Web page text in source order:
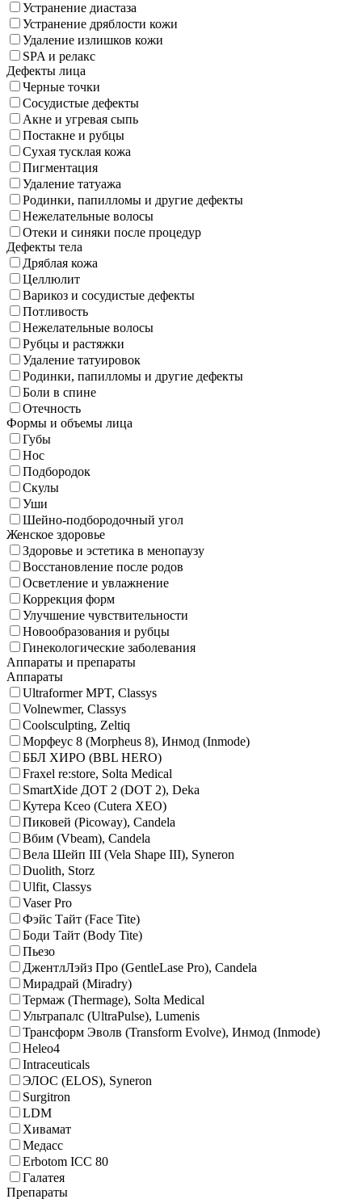
Устранение диастаза
Устранение дряблости кожи
Удаление излишков кожи
SPA и релакс
Дефекты лица
Черные точки
Сосудистые дефекты
Акне и угревая сыпь
Постакне и рубцы
Сухая тусклая кожа
Пигментация
Удаление татуажа
Родинки, папилломы и другие дефекты
Нежелательные волосы
Отеки и синяки после процедур
Дефекты тела
Дряблая кожа
Целлюлит
Варикоз и сосудистые дефекты
Потливость
Нежелательные волосы
Рубцы и растяжки
Удаление татуировок
Родинки, папилломы и другие дефекты
Боли в спине
Отечность
Формы и объемы лица
Губы
Нос
Подбородок
Скулы
Уши
Шейно-подбородочный угол
Женское здоровье
Здоровье и эстетика в менопаузу
Восстановление после родов
Осветление и увлажнение
Коррекция форм
Улучшение чувствительности
Новообразования и рубцы
Гинекологические заболевания
Аппараты и препараты
Аппараты
Ultraformer MPT, Classys
Volnewmer, Classys
Coolsculpting, Zeltiq
Морфеус 8 (Morpheus 8), Инмод (Inmode)
ББЛ ХИРО (BBL HERO)
Fraxel re:store, Solta Medical
SmartXide ДОТ 2 (DOT 2), Deka
Кутера Ксео (Cutera XEO)
Пиковей (Picoway), Candela
Вбим (Vbeam), Candela
Вела Шейп III (Vela Shape III), Syneron
Duolith, Storz
Ulfit, Classys
Vaser Pro
Фэйс Тайт (Face Tite)
Боди Тайт (Body Tite)
Пьезо
ДжентлЛэйз Про (GentleLase Pro), Candela
Мирадрай (Miradry)
Термаж (Thermage), Solta Medical
Ультрапалс (UltraPulse), Lumenis
Трансформ Эволв (Transform Evolve), Инмод (Inmode)
Heleo4
Intraceuticals
ЭЛОС (ELOS), Syneron
Surgitron
LDM
Хивамат
Медасс
Erbotom ICC 80
Галатея
Препараты